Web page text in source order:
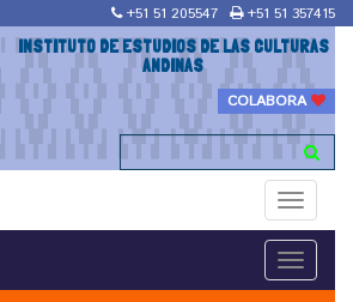
+51 51 205547 +51 51 357415
INSTITUTO DE ESTUDIOS DE LAS CULTURAS
ANDINAS
COLABORA
Toggle
Toggle